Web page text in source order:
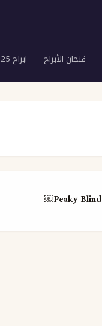
فنجان الأبراج ابراج 2025